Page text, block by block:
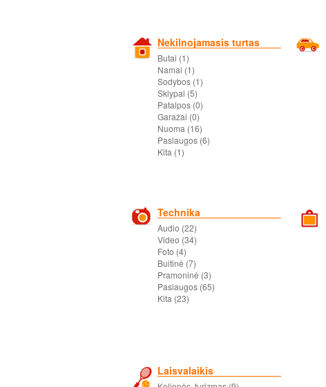
Nekilnojamasis turtas
Butai (1)
Namai (1)
Sodybos (1)
Sklypai (5)
Patalpos (0)
Garažai (0)
Nuoma (16)
Paslaugos (6)
Kita (1)
Technika
Audio (22)
Video (34)
Foto (4)
Buitinė (7)
Pramoninė (3)
Paslaugos (65)
Kita (23)
Laisvalaikis